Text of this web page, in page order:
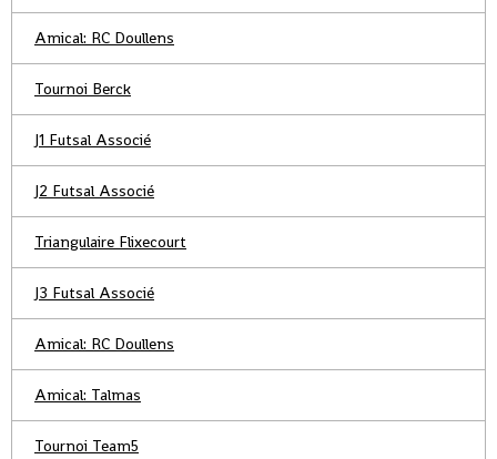
Amical: RC Doullens
Tournoi Berck
J1 Futsal Associé
J2 Futsal Associé
Triangulaire Flixecourt
J3 Futsal Associé
Amical: RC Doullens
Amical: Talmas
Tournoi Team5